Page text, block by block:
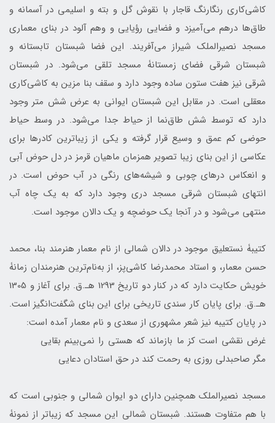
کاشی‌کاری رنگارنگ قاجار با نقوش گل و بته و اسلیمی در آسمانه و
طاق‌ها درهم‌ می‌آمیزد و فضایی رؤیایی و وهم آلود در بنای معماری
مسجد نصیرالملک شیراز می‌آفریند. این فضا شبستان تابستانه ‌و
شبستان شرقی فضای زمستانۀ مسجد تلقی می‌شود. در شبستان
شرقی نیز هفت ستون ساده وجود دارد و سقف بنا مزین به کاشی‌کاری
معقلی است. در مقابل این شبستان ایوانی به عرض شش متر وجود
دارد که توسط شش طاق‌نما از حیاط جدا می‌شود. در وسط حیاط
حوضی کم عمق و وسیع قرار گرفته و یکی از زیباترین کادرها برای
عکاسی از این بنای زیبا تصویر همزمان ماهیان قرمز در دل حوض آبی
و انعکاس درهای چوبی و شیشه‌های رنگی در آب حوض است. در
انتهای شبستان شرقی مسجد دری وجود دارد که به یک چاه آب
منتهی می‌شود و در آنجا یک حوضچه و یک دالان موجود است.
کتیبۀ نستعلیق موجود در دالان شمالی از نام معمار هنرمند بنا، محمد
حسن معمار، و استاد محمدرضا کاشی‌پز، از به‌نام‌ترین هنرمندان زمانۀ
خویش حکایت دارد که در کنار دو تاریخ 1293 هـ.ق. برای آغاز و 1305
هـ.ق. برای پایان کار سندی تاریخی برای این بنای شگفت‌انگیز است.
در پایان کتیبه نیز شعر مشهوری از سعدی و نام معمار آمده است:
غرض نقشی است کز ما بازماند که هستی را نمی‌بینم بقایی
مگر صاحبدلی روزی به رحمت کند در حق استادان دعایی
مسجد نصیرالملک همچنین دارای دو ایوان شمالی و جنوبی است که
با هم متفاوت هستند. شبستان شمالی این مسجد که زیباتر از نمونۀ